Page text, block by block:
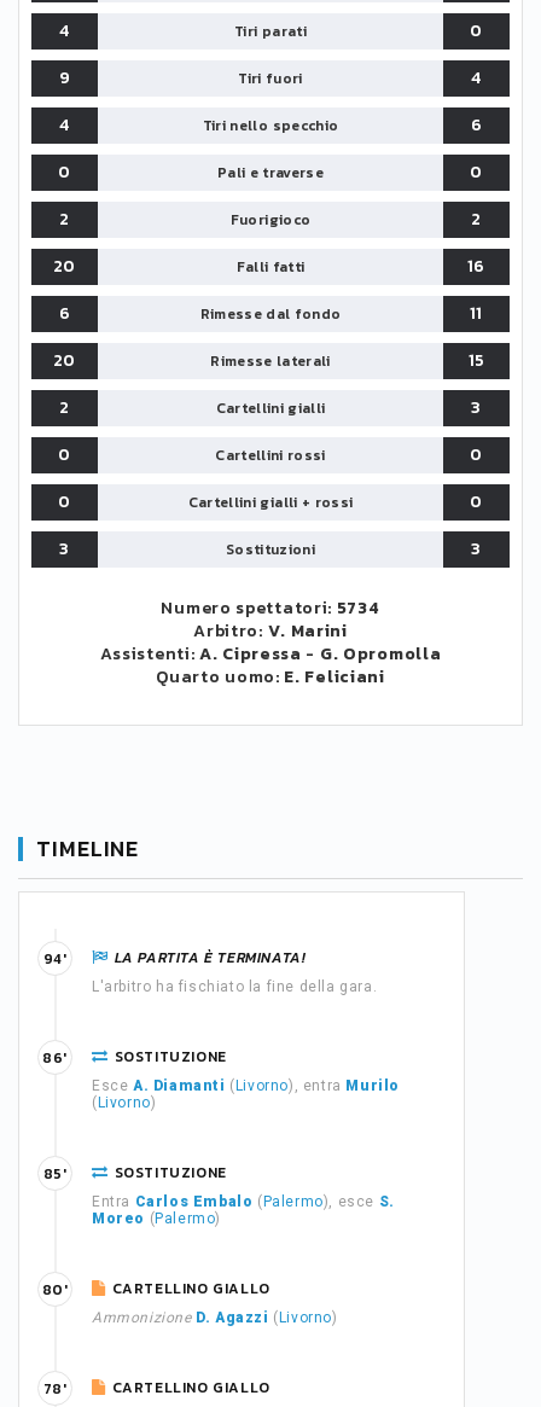
4 Tiri parati
0
9
Tiri fuori
4
4
Tiri nello specchio
6
0
Pali e traverse
0
2
Fuorigioco
2
20
Falli fatti
16
6
Rimesse dal fondo
11
20
Rimesse laterali
15
2
Cartellini gialli
3
0
Cartellini rossi
0
0
Cartellini gialli + rossi
0
3
Sostituzioni 3
Numero spettatori: 5734
Arbitro: V. Marini
Assistenti:A. Cipressa - G. Opromolla
Quarto uomo: E. Feliciani
TIMELINE
LA PARTITA È TERMINATA!
L'arbitro ha fischiato la fine della gara.
94'
SOSTITUZIONE
Esce A. Diamanti ( Livorno), entra Murilo
( Livorno)
86'
SOSTITUZIONE
Entra Carlos Embalo ( Palermo), esce S.
Moreo ( Palermo)
85'
CARTELLINO GIALLO
Ammonizione D. Agazzi ( Livorno)
80'
CARTELLINO GIALLO
78'